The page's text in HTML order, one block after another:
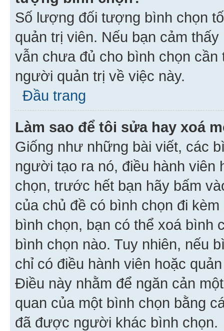
Số lượng đối tượng bình chọn
quản trị viên. Nếu bạn cảm
vẫn chưa đủ cho bình chọn
người quản trị về việc này.
Đầu trang
Làm sao để tôi sửa hay xoá
Giống như những bài viết, các
người tạo ra nó, điều hành
chọn, trước hết bạn hãy bấm
của chủ đề có bình chọn đi
bình chọn, bạn có thể xoá bình
bình chọn nào. Tuy nhiên, nếu
chỉ có điều hành viên hoặc
Điều này nhằm để ngăn cản
quan của một bình chọn bằng
đã được người khác bình chọn.